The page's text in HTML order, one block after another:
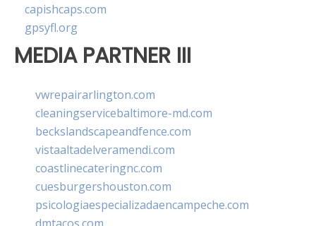
capishcaps.com
gpsyfl.org
MEDIA PARTNER III
vwrepairarlington.com
cleaningservicebaltimore-md.com
beckslandscapeandfence.com
vistaaltadelveramendi.com
coastlinecateringnc.com
cuesburgershouston.com
psicologiaespecializadaencampeche.com